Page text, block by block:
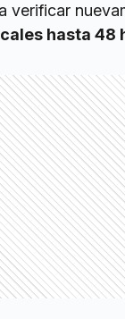
verificar
hasta 48